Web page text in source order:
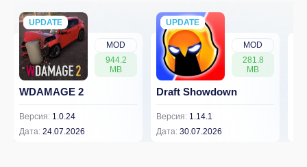
MOD
944.2
MB
UPDATE
NEW
WDAMAGE 2
Версия: 1.0.24
Дата: 24.07.2026
MOD
281.8
MB
UPDATE
NEW
Draft Showdown
Версия: 1.14.1
Дата: 30.07.2026